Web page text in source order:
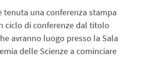
tenuta una conferenza stampa
ciclo di conferenze dal titolo
avranno luogo presso la Sala
delle Scienze a cominciare